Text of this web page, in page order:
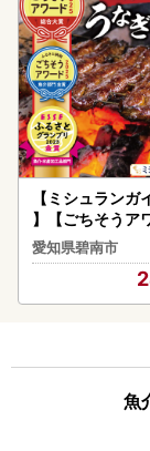
申請書送付先
愛知県高浜市
ストップ受付セ
※令和 7 年分は
ご送付ください
〇オンライン
田原市では、マ
ど」にてオン
申請に必要な
【ミシュランガ
】【ごちそうア
5 総合大賞】三
なぎの炭火焼 2尾 国産
蔵 簡単調理 職
たれ ギフト 贈
九年 日本料理
Eふるさとグラ
受賞 H007-100
愛知県碧南市
魚